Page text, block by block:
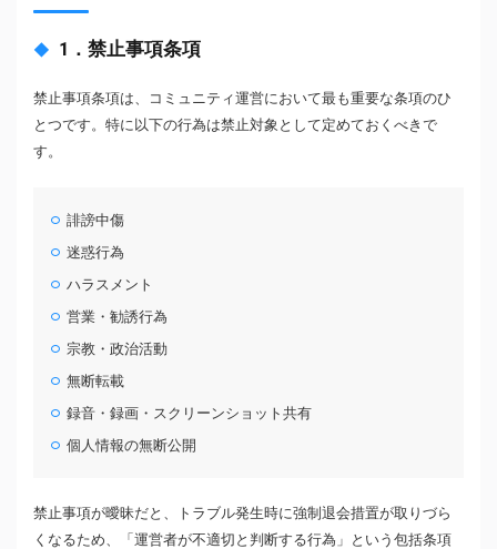
1．禁止事項条項
禁止事項条項は、コミュニティ運営において最も重要な条項のひ
とつです。特に以下の行為は禁止対象として定めておくべきで
す。
誹謗中傷
迷惑行為
ハラスメント
営業・勧誘行為
宗教・政治活動
無断転載
録音・録画・スクリーンショット共有
個人情報の無断公開
禁止事項が曖昧だと、トラブル発生時に強制退会措置が取りづら
くなるため、「運営者が不適切と判断する行為」という包括条項